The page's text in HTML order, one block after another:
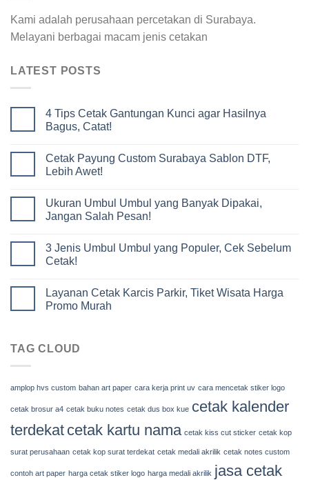
Kami adalah perusahaan percetakan di Surabaya.
Melayani berbagai macam jenis cetakan
LATEST POSTS
4 Tips Cetak Gantungan Kunci agar Hasilnya
Bagus, Catat!
Cetak Payung Custom Surabaya Sablon DTF,
Lebih Awet!
Ukuran Umbul Umbul yang Banyak Dipakai,
Jangan Salah Pesan!
3 Jenis Umbul Umbul yang Populer, Cek Sebelum
Cetak!
Layanan Cetak Karcis Parkir, Tiket Wisata Harga
Promo Murah
TAG CLOUD
amplop hvs custom bahan art paper cara kerja print uv cara mencetak stiker logo
cetak brosur a4 cetak buku notes cetak dus box kue cetak kalender
terdekat cetak kartu nama cetak kiss cut sticker cetak kop
surat perusahaan cetak kop surat terdekat cetak medali akrilik cetak notes custom
contoh art paper harga cetak stiker logo harga medali akrilik jasa cetak